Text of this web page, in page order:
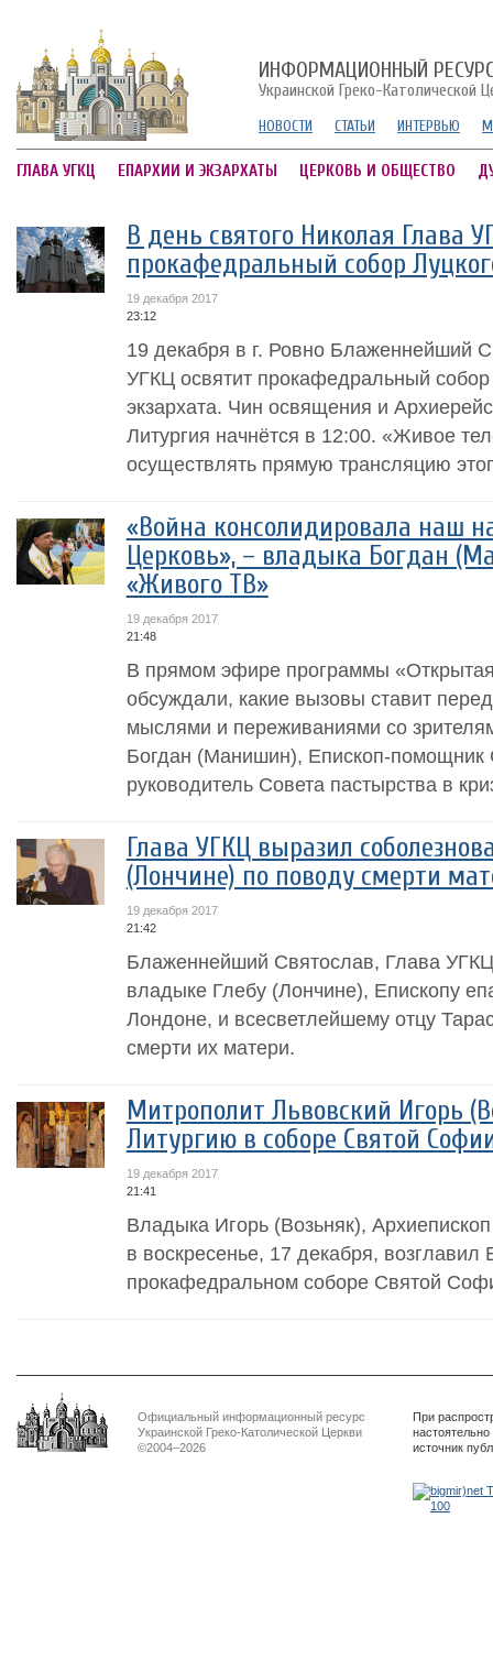
ИНФОРМАЦИОННЫЙ
Украинской Греко-Католической
НОВОСТИ СТАТЬИ ИНТЕРВЬЮ
ГЛАВА УГКЦ ЕПАРХИИ И ЭКЗАРХАТЫ ЦЕРКОВЬ И ОБЩЕСТВО
В день святого Николая Глава
прокафедральный собор
19 декабря 2017
23:12
19 декабря в г. Ровно Блаженнейший
УГКЦ освятит прокафедральный
экзархата. Чин освящения и
Литургия начнётся в 12:00. «Живое
осуществлять прямую трансляцию
«Война консолидировала наш
Церковь», – владыка Богдан
«Живого ТВ»
19 декабря 2017
21:48
В прямом эфире программы
обсуждали, какие вызовы ставит
мыслями и переживаниями со
Богдан (Манишин), Епископ-помощник
руководитель Совета пастырства в
Глава УГКЦ выразил
(Лончине) по поводу смерти
19 декабря 2017
21:42
Блаженнейший Святослав, Глава
владыке Глебу (Лончине), Епископу
Лондоне, и всесветлейшему отцу
смерти их матери.
Митрополит Львовский Игорь
Литургию в соборе Святой
19 декабря 2017
21:41
Владыка Игорь (Возьняк),
в воскресенье, 17 декабря,
прокафедральном соборе Святой
Официальный информационный ресурс
Украинской Греко-Католической Церкви
©2004–2026
При
источник